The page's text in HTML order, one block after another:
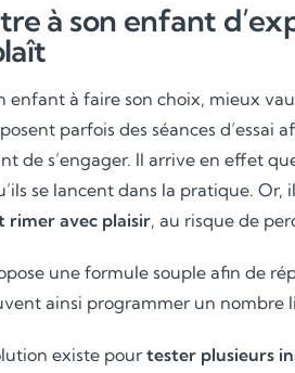
à son enfant
enfant à faire son choix, mieux
parfois des séances d’essai
de s’engager. Il arrive en effet
se lancent dans la pratique.
rimer avec plaisir, au risque de
une formule souple afin de
ainsi programmer un nombre
existe pour tester plusieurs